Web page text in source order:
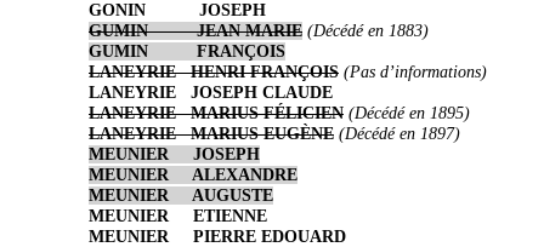
GONIN JOSEPH
GUMIN JEAN MARIE (Décédé en 1883)
GUMIN FRANÇOIS
LANEYRIE HENRI FRANÇOIS (Pas d’informations)
LANEYRIE JOSEPH CLAUDE
LANEYRIE MARIUS FÉLICIEN (Décédé en 1895)
LANEYRIE MARIUS EUGÈNE (Décédé en 1897)
MEUNIER JOSEPH
MEUNIER ALEXANDRE
MEUNIER AUGUSTE
MEUNIER ETIENNE
MEUNIER PIERRE EDOUARD